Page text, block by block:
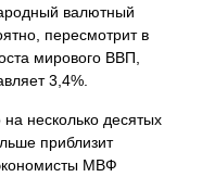
валютный
пересмотрит в
мирового ВВП,
3,4%.
несколько десятых
приблизит
МВФ